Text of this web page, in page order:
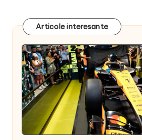
Articole interesante